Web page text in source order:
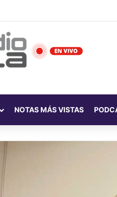
NOTAS MÁS VISTAS